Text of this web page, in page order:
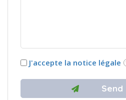
J'accepte la notice légale